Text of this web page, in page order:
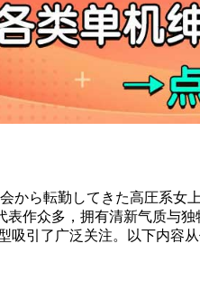
から転勤してきた高圧系
作众多，拥有清新气质与
吸引了广泛关注。以下内容